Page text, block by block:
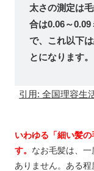
太さの測定は
合は0.06～
で、これ以下
とになります。
引用: 全国理容生
いわゆる「細い髪
す。 なお毛髪は、
ありません。ある